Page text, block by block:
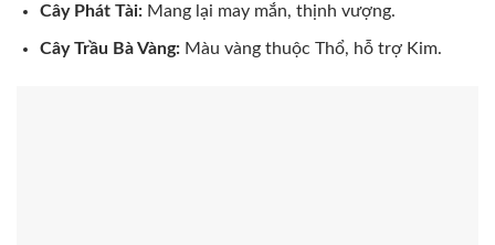
Cây Phát Tài:Mang lại may mắn, thịnh vượng.
Cây Trầu Bà Vàng:Màu vàng thuộc Thổ, hỗ trợ Kim.